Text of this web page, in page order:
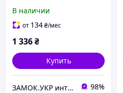
В наличии
от 134₴/мес
1 336₴
Купить
ЗАМОК.УКР интернет-магазин замков и фурнитуры 98%